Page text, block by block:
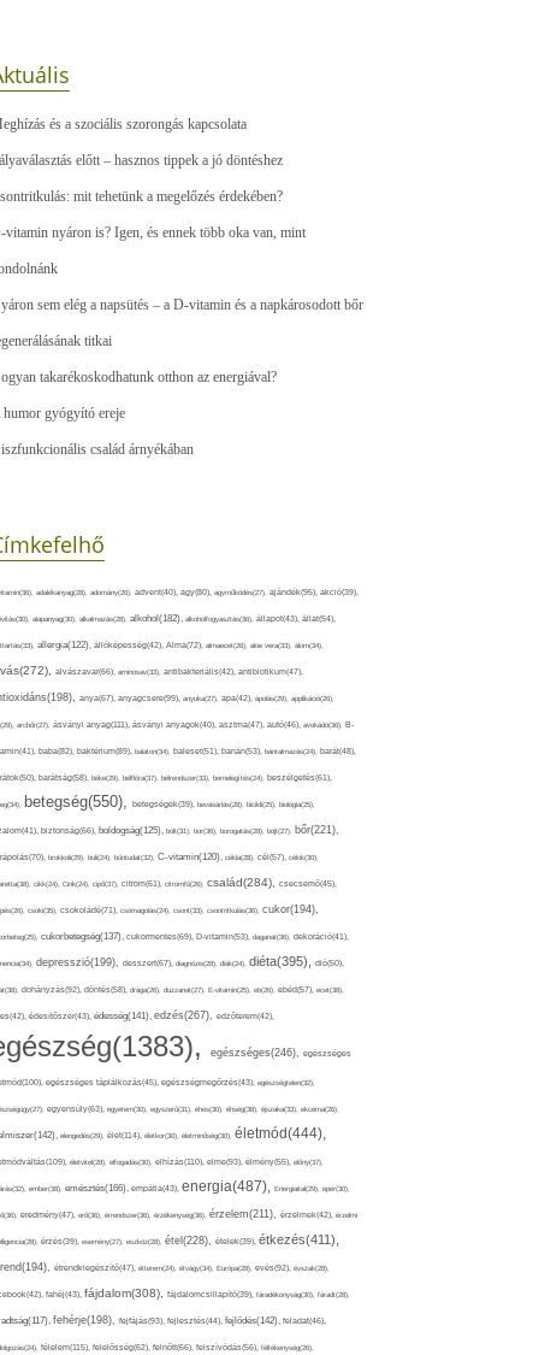
és a szociális szorongás kapcsolata
előtt – hasznos tippek a jó döntéshez
mit tehetünk a megelőzés érdekében?
vitamin nyáron is? Igen, és ennek több oka van, mint
sem elég a napsütés – a D-vitamin és a napkárosodott bőr
titkai
takarékoskodhatunk otthon az energiával?
humor gyógyító ereje
család árnyékában
adalékanyag(28), adomány(26), advent(40), agy(80), agyműködés(27), ajándék(95), akció(39),
alapanyag(30), alkalmazás(28), alkohol(182), alkoholfogyasztás(36), állapot(43), állat(54),
allergia(122), állóképesség(42), Alma(72), almaecet(26), aloe vera(33), álom(34),
alvászavar(66), aminosav(33), antibakteriális(42), antibiotikum(47),
anya(67), anyagcsere(99), anyuka(27), apa(42), ápolás(29), applikáció(26),
arcbőr(27), ásványi anyag(111), ásványi anyagok(40), asztma(47), autó(46), avokádó(36), B-
baba(82), baktérium(89), balaton(34), baleset(51), banán(53), bántalmazás(24), barát(48),
barátság(58), béke(29), bélflóra(37), bélrendszer(33), bemelegítés(24), beszélgetés(61),
betegség(550), betegségek(39), bevásárlás(28), bicikli(25), biológia(25),
biztonság(66), boldogság(125), bolt(31), bor(36), borogatás(28), böjt(27), bőr(221),
brokkoli(29), buli(24), bűntudat(32), C-vitamin(120), cékla(28), cél(57), célok(30),
cikk(24), Cink(24), cipő(37), citrom(61), citromfű(26), család(284), csecsemő(45),
csoki(35), csokoládé(71), csomagolás(24), csont(33), csontritkulás(36), cukor(194),
cukorbetegség(137), cukormentes(69), D-vitamin(53), daganat(36), dekoráció(41),
depresszió(199), desszert(67), diagnózis(28), diák(24), diéta(395), dió(50),
dohányzás(92), döntés(58), drága(26), duzzanat(27), E-vitamin(25), eb(26), ebéd(57), ecet(38),
édesítőszer(43), édesség(141), edzés(267), edzőterem(42),
egészséges(246), egészséges
egészséges táplálkozás(45), egészségmegőrzés(43), egészségtelen(32),
egyensúly(63), egyetem(30), egyszerű(31), éhes(30), éhség(38), éjszaka(33), ekcéma(26),
elengedés(29), élet(114), életkor(30), életminőség(30), életmód(444),
életvitel(28), elfogadás(30), elhízás(110), elme(93), élmény(55), előny(37),
ember(38), emésztés(166), empátia(43), energia(487), Energiaital(29), eper(30),
eredmény(47), erő(36), érrendszer(36), érzékenység(36), érzelem(211), érzelmek(42), érzelmi
érzés(39), esemény(27), eszköz(28), étel(228), ételek(39), étkezés(411),
étrendkiegészítő(47), étterem(24), étvágy(34), Európa(28), evés(92), évszak(28),
fahéj(43), fájdalom(308), fájdalomcsillapító(39), fáradékonyság(30), fáradt(28),
fehérje(198), fejfájás(93), fejlesztés(44), fejlődés(142), feladat(46),
félelem(115), felelősség(62), felnőtt(66), felszívódás(56), féltékenység(26),